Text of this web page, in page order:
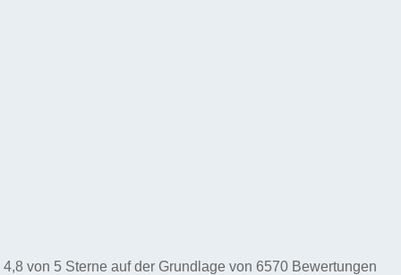
4,8 von 5 Sterne auf der Grundlage von 6570 Bewertungen